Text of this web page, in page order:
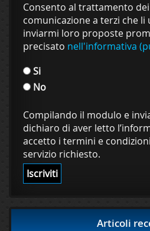
Consento al trattamento
comunicazione a terzi che
inviarmi loro proposte
precisato nell'informativa
Si
No
Compilando il modulo e
dichiaro di aver letto
accetto i termini e
servizio richiesto.
Articoli